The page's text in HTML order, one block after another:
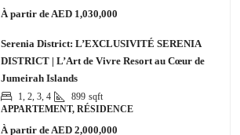
À partir deAED 1,030,000
Serenia District: L’EXCLUSIVITÉ SERENIA
DISTRICT | L’Art de Vivre Resort au Cœur de
Jumeirah Islands
1, 2, 3, 4 899 sqft
APPARTEMENT, RÉSIDENCE
À partir deAED 2,000,000